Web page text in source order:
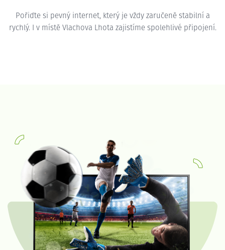
Pořiďte si pevný internet, který je vždy zaručeně stabilní a
rychlý. I v místě Vlachova Lhota zajistíme spolehlivé připojení.